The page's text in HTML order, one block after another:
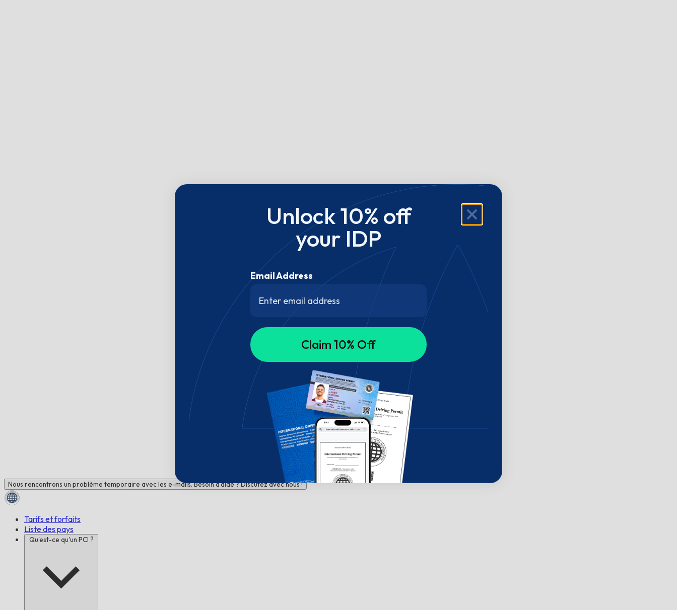
Nous rencontrons un problème temporaire avec les e-mails. Besoin d'aide ? Discutez avec nous !
Tarifs et forfaits
Liste des pays
Qu'est-ce qu'un PCI ?
Unlock 10% off
your IDP
Email Address
Claim 10% Off